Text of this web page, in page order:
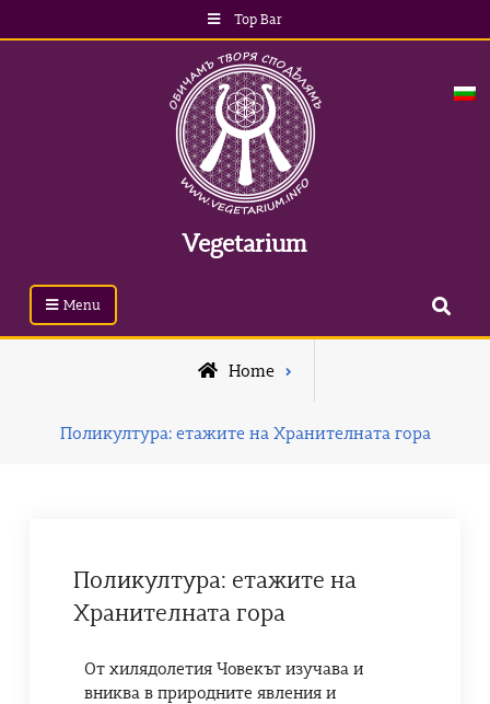
Top Bar
Vegetarium
Menu
Home
Поликултура: етажите на Хранителната гора
Поликултура: етажите на
Хранителната гора
От хилядолетия Човекът изучава и
вниква в природните явления и